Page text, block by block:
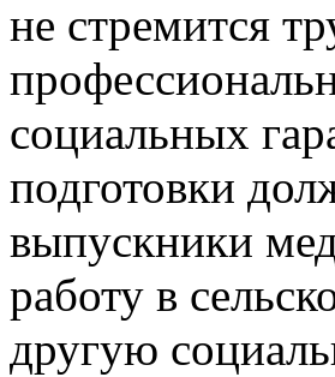
не стремится
социальных
подготовки
выпускники
работу в
другую